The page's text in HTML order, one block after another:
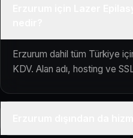
Erzurum dahil tüm Türkiye
KDV. Alan adı, hosting ve